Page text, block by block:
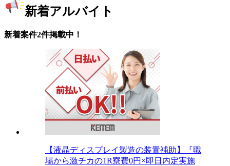
新着アルバイト
新着案件2件掲載中！
【液晶ディスプレイ製造の装置補助】『職
場から激チカの1R寮費0円×即日内定実施